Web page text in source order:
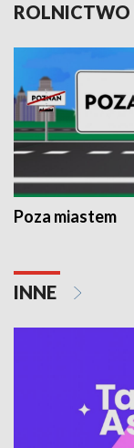
ROLNICTWO
Poza miastem
INNE